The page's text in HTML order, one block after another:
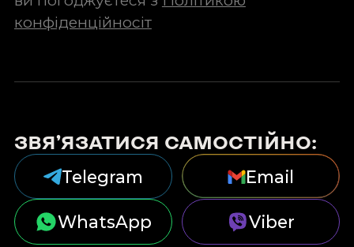
конфіденційносіт
ЗВЯ’ЯЗАТИСЯ САМОСТІЙНО:
Telegram Email
WhatsApp Viber